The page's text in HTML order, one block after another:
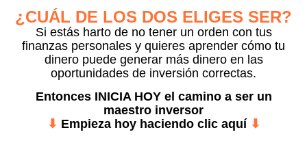
¿CUÁL DE LOS DOS ELIGES SER?
Si estás harto de no tener un orden con tus
finanzas personales y quieres aprender cómo tu
dinero puede generar más dinero en las
oportunidades de inversión correctas.
Entonces INICIA HOYel camino a ser un
maestro inversor
⬇ Empieza hoy haciendo clic aquí ⬇